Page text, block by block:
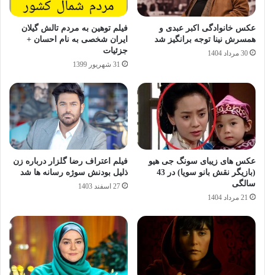
عکس خانوادگی اکبر عبدی و
همسرش نینا توجه برانگیز شد
30 مرداد 1404
فیلم توهین به مردم تالش گیلان
ایران شخصی به نام احسان +
جزئیات
31 شهریور 1399
عکس های زیبای سونگ جی هیو
(بازیگر نقش بانو سویا) در 43
سالگی
21 مرداد 1404
فیلم اعتراف رضا گلزار درباره زن
ذلیل بودنش سوژه رسانه ها شد
27 اسفند 1403